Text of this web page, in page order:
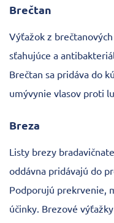
Brečtan
Výťažok z
sťahujúce a
Brečtan sa pridáva do
umývynie vlasov proti
Breza
Listy brezy
oddávna pridávajú do
Podporujú prekrvenie,
účinky. Brezové